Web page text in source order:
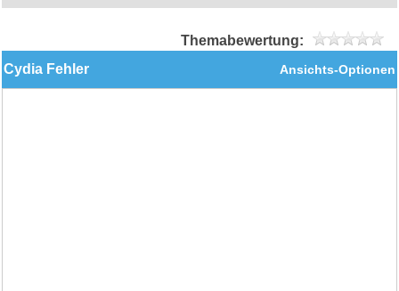
Themabewertung:
Ansichts-Optionen
Cydia Fehler